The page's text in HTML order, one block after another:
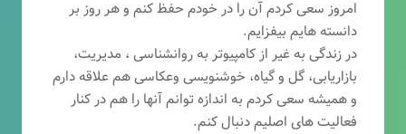
امروز سعی کردم آن را در خودم حفظ کنم و هر روز بر
دانسته هایم بیفزایم.
در زندگی به غیر از کامپیوتر به روانشناسی ، مدیریت،
بازاریابی، گل و گیاه، خوشنویسی وعکاسی هم علاقه دارم
و همیشه سعی کردم به اندازه توانم آنها را هم در کنار
فعالیت های اصلیم دنبال کنم.